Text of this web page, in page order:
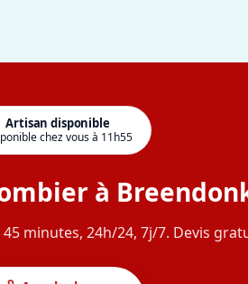
Artisan disponible
chez vous à 11h55
à
minutes, 24h/24, 7j/7. Devis